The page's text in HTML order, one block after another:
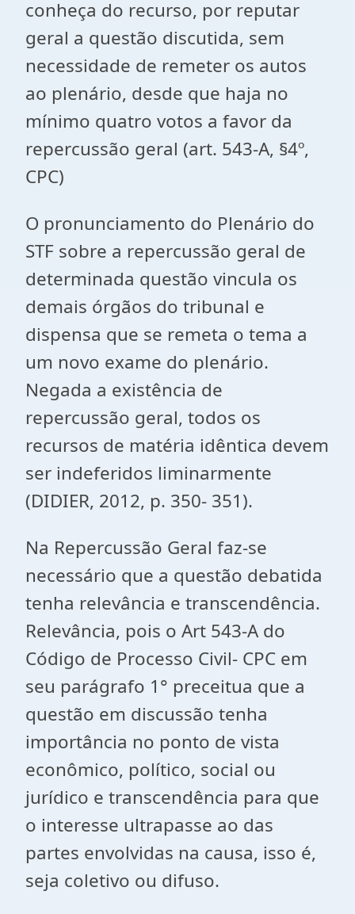
conheça do recurso, por reputar
geral a questão discutida, sem
necessidade de remeter os autos
ao plenário, desde que haja no
mínimo quatro votos a favor da
repercussão geral (art. 543-A, §4º,
CPC)
O pronunciamento do Plenário do
STF sobre a repercussão geral de
determinada questão vincula os
demais órgãos do tribunal e
dispensa que se remeta o tema a
um novo exame do plenário.
Negada a existência de
repercussão geral, todos os
recursos de matéria idêntica devem
ser indeferidos liminarmente
(DIDIER, 2012, p. 350- 351).
Na Repercussão Geral faz-se
necessário que a questão debatida
tenha relevância e transcendência.
Relevância, pois o Art 543-A do
Código de Processo Civil- CPC em
seu parágrafo 1° preceitua que a
questão em discussão tenha
importância no ponto de vista
econômico, político, social ou
jurídico e transcendência para que
o interesse ultrapasse ao das
partes envolvidas na causa, isso é,
seja coletivo ou difuso.